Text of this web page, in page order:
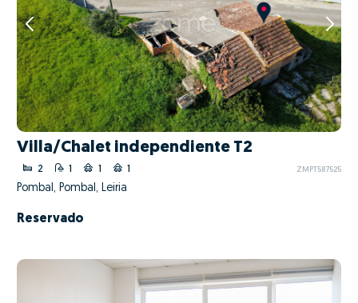
Villa/Chalet independiente T2
2 1 1 1 ZMPT587525
Pombal, Pombal, Leiria
Reservado